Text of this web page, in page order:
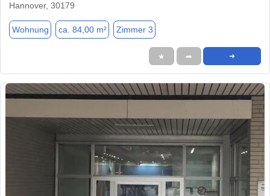
Hannover, 30179
Wohnung ca. 84,00 m² Zimmer 3
★ ➦ ➜